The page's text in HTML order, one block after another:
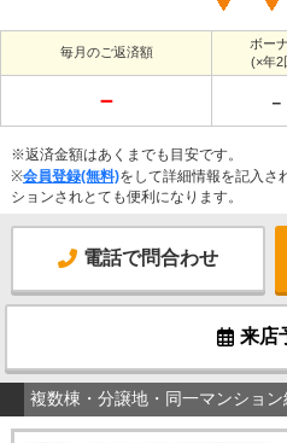
毎月のご返済額
ボー
(×年2
－ －
※返済金額はあくまでも目安です。
※会員登録(無料)をして詳細情報を記入さ
ションされとても便利になります。
電話で問合わせ
来店
複数棟・分譲地・同一マンション